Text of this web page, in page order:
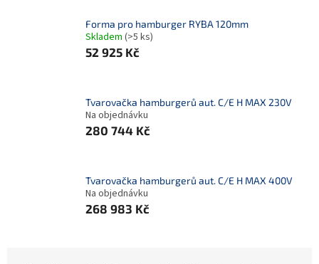
Forma pro hamburger RYBA 120mm
Skladem (>5 ks)
52 925 Kč
Tvarovačka hamburgerů aut. C/E H MAX 230V
Na objednávku
280 744 Kč
Tvarovačka hamburgerů aut. C/E H MAX 400V
Na objednávku
268 983 Kč